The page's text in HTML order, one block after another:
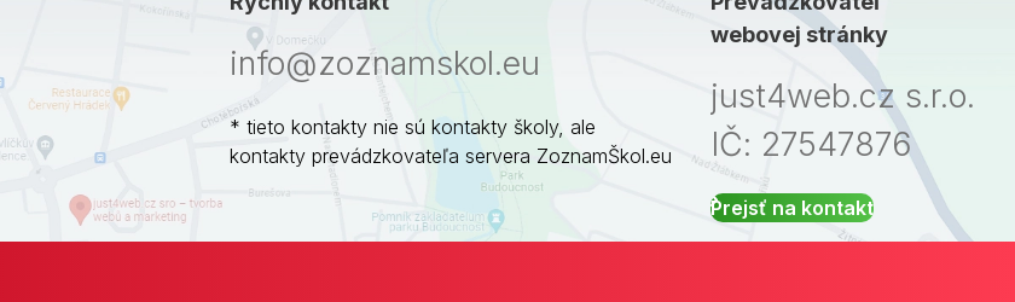
info@zoznamskol.eu
* tieto kontakty nie sú kontakty školy, ale
kontakty prevádzkovateľa servera ZoznamŠkol.eu
webovej stránky
just4web.cz s.r.o.
IČ: 27547876
Prejsť na kontakt